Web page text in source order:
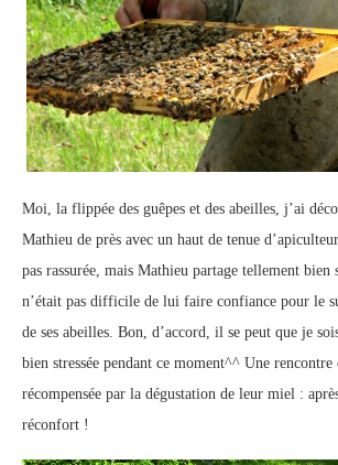
Moi, la flippée des guêpes et des abeilles, j’ai
Mathieu de près avec un haut de tenue
pas rassurée, mais Mathieu partage tellement bien
n’était pas difficile de lui faire confiance pour le
de ses abeilles. Bon, d’accord, il se peut que je
bien stressée pendant ce moment^^ Une rencontre
récompensée par la dégustation de leur miel :
réconfort !